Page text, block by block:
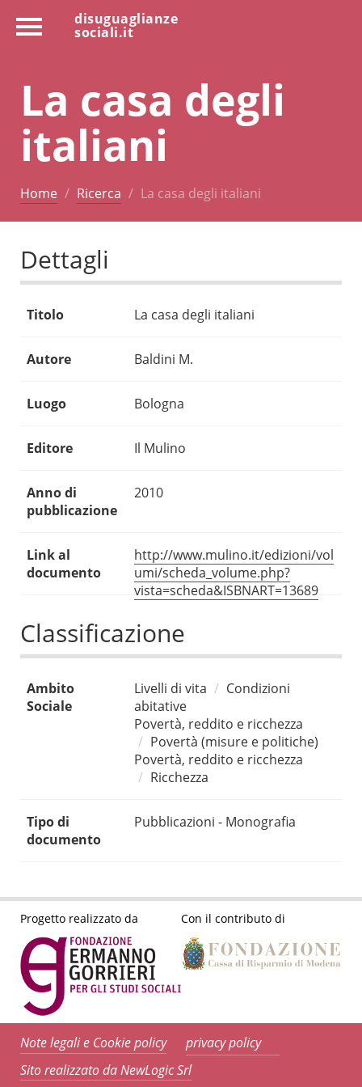
disuguaglianze
sociali.it
La casa degli
italiani
Home Ricerca La casa degli italiani
Dettagli
Titolo La casa degli italiani
Autore Baldini M.
Luogo Bologna
Editore Il Mulino
Anno di
pubblicazione
2010
Link al
documento
http://www.mulino.it/edizioni/vol
umi/scheda_volume.php?
vista=scheda&ISBNART=13689
Classificazione
Ambito
Sociale
Livelli di vita
Condizioni
abitative
Povertà, reddito e ricchezza
Povertà (misure e politiche)
Povertà, reddito e ricchezza
Ricchezza
Tipo di
documento
Pubblicazioni - Monografia
Progetto realizzato da Con il contributo di
Note legali e Cookie policy
privacy policy
Sito realizzato da NewLogic Srl